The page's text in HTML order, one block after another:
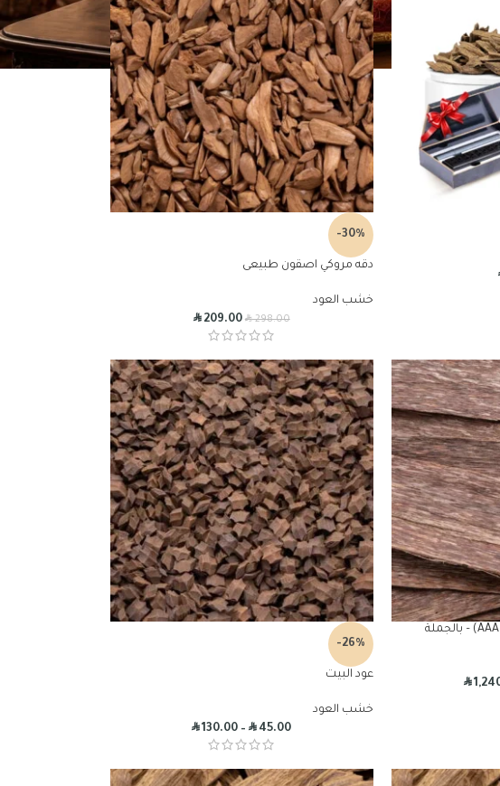
-30%
دقه مروكي اصقون طبيعى
خشب العود
R298.00
R209.00
R
-26%
عود البيت
خشب العود
R45.00
–
R130.00